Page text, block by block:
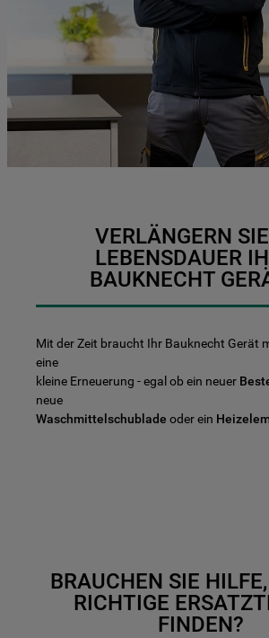
VERLÄNGERN
LEBENSDAUER
BAUKNECHT
Mit der Zeit braucht Ihr Bauknecht Gerät
eine
kleine Erneuerung - egal ob ein neuer
neue
Waschmittelschublade oder ein
BRAUCHEN SIE
RICHTIGE
FINDEN?